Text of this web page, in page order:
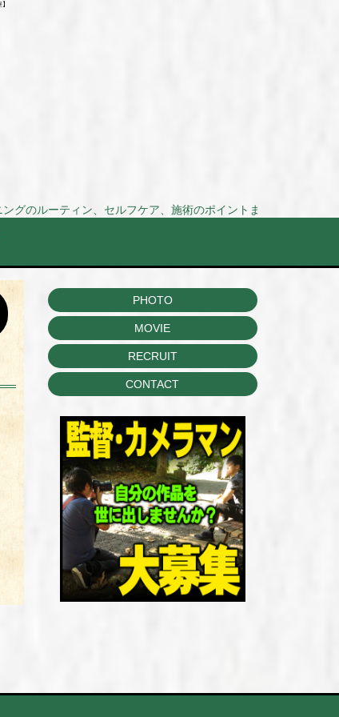
のルーティン、セルフケア、施術のポイントまでを動画で解
PHOTO
MOVIE
RECRUIT
CONTACT